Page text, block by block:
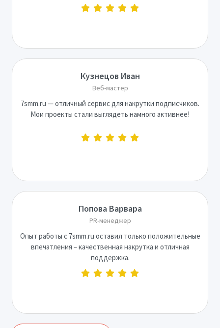
Кузнецов Иван
Веб-мастер
7smm.ru — отличный сервис для накрутки подписчиков.
Мои проекты стали выглядеть намного активнее!
Попова Варвара
PR-менеджер
Опыт работы с 7smm.ru оставил только положительные
впечатления – качественная накрутка и отличная
поддержка.